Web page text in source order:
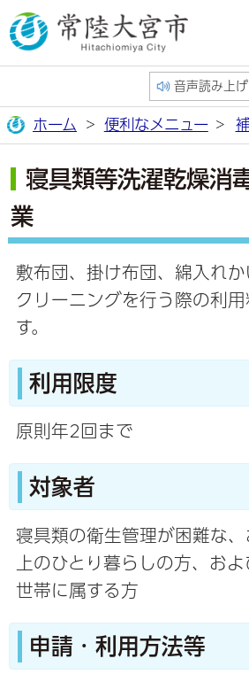
音声読み上げ
ホーム 便利なメニュー
寝具類等洗濯乾燥消
業
敷布団、掛け布団、綿入れ
クリーニングを行う際の利
す。
利用限度
原則年2回まで
対象者
寝具類の衛生管理が困難な
上のひとり暮らしの方、お
世帯に属する方
申請・利用方法等